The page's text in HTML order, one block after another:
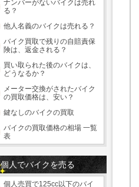
ナンバーがないバイクは売れ
る？
他人名義のバイクは売れる？
バイク買取で残りの自賠責保
険は、返金される？
買い取られた後のバイクは、
どうなるか？
メーター交換がされたバイク
の買取価格は、安い？
鍵なしのバイクの買取
バイクの買取価格の相場 一覧
表
個人でバイクを売る
個人売買で125cc以下のバイ